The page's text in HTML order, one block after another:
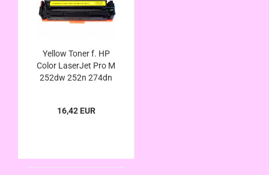
Yellow Toner f. HP
Color LaserJet Pro M
252dw 252n 274dn
201A CF402X
16,42 EUR